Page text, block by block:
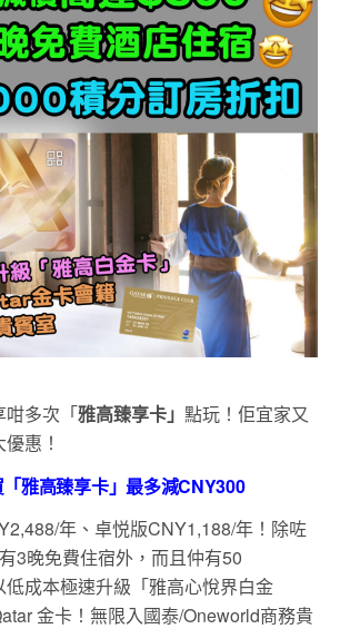
咁多次「雅高臻享卡」 點玩！佢宜家又
惠！
雅高臻享卡」最多減CNY300
年、卓悦版CNY1,188/年！除咗
3晚免費住宿外，而且仲有50
低成本極速升級「雅高心悅界白金
金卡！無限入國泰/Oneworld商務貴